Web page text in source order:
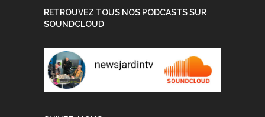
RETROUVEZ TOUS NOS PODCASTS SUR
SOUNDCLOUD